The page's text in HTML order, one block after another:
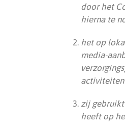
door het
hierna te
het op
media-
activiteiten
zij
heeft op